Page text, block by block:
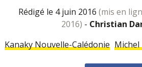
rédigé le 4 juin 2016 (mis en
2016) - Christian
Kanaky Nouvelle-Calédonie Michel